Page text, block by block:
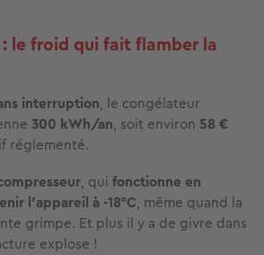
le froid qui fait flamber la
interruption, le congélateur
300 kWh/an, soit environ 58 €
réglementé.
, qui fonctionne en
l’appareil à -18°C, même quand la
grimpe. Et plus il y a de givre dans
explose !